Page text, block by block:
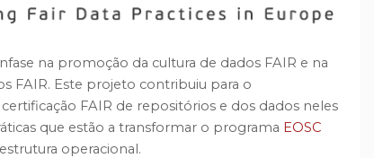
na promoção da cultura de dados FAIR e na
FAIR. Este projeto contribuiu para o
FAIR de repositórios e dos dados neles
que estão a transformar o programa EOSC
operacional.